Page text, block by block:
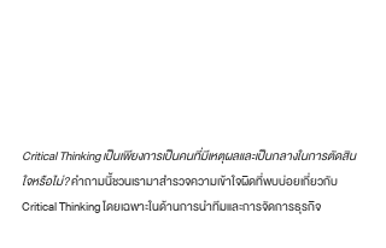
Critical Thinking เป็นเพียงการเป็นคนที่มีเหตุผลและเป็นกลางในการตัดสิน
ใจหรือไม่? คำถามนี้ชวนเรามาสำรวจความเข้าใจผิดที่พบบ่อยเกี่ยวกับ
Critical Thinking โดยเฉพาะในด้านการนำทีมและการจัดการธุรกิจ